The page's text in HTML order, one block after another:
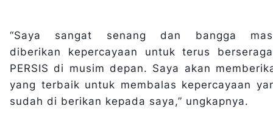
“Saya sangat senang dan bangga
diberikan kepercayaan untuk terus
PERSIS di musim depan. Saya akan
yang terbaik untuk membalas kepercayaan
sudah di berikan kepada saya,” ungkapnya.